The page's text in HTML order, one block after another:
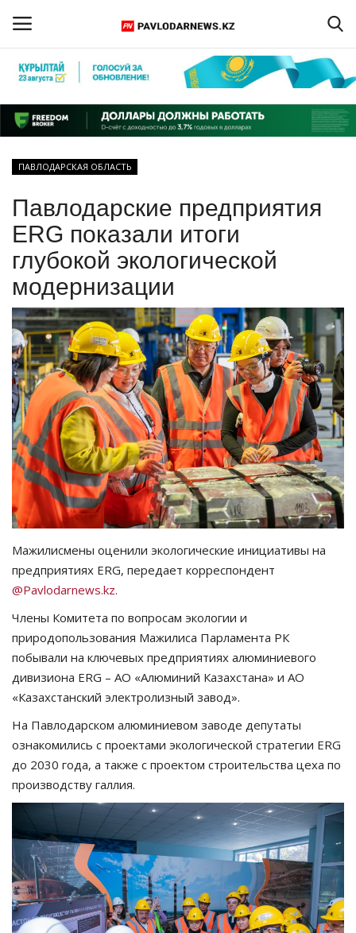
Регистрация
Главная
ПАВЛОДАРСКАЯ ОБЛАСТЬ
КАЗАХСТАН
МИР
СПЕЦПРОЕКТЫ
СПОРТ
Чек-лист
РАЗВЛЕЧЕНИЯ
OFFICIAL
Курултай
Язык
Қазақша Русский
ПАВЛОДАРСКАЯ ОБЛАСТЬ
Павлодарские предприятия
ERG показали итоги
глубокой экологической
модернизации
Мажилисмены оценили экологические инициативы на
предприятиях ERG, передает корреспондент
@Pavlodarnews.kz.
Члены Комитета по вопросам экологии и
природопользования Мажилиса Парламента РК
побывали на ключевых предприятиях алюминиевого
дивизиона ERG – АО «Алюминий Казахстана» и АО
«Казахстанский электролизный завод».
На Павлодарском алюминиевом заводе депутаты
ознакомились с проектами экологической стратегии ERG
до 2030 года, а также с проектом строительства цеха по
производству галлия.